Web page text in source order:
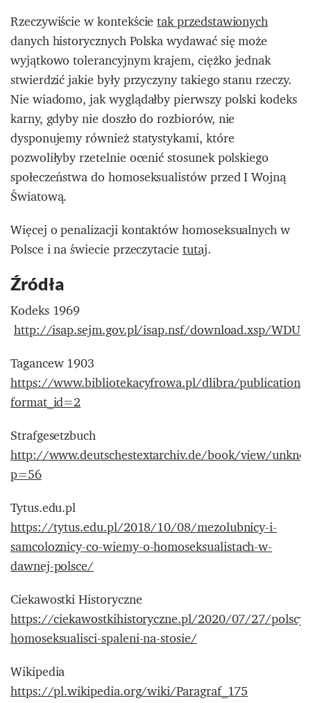
Rzeczywiście w kontekścietak przedstawionych
danych historycznych Polska wydawać się może
wyjątkowo tolerancyjnym krajem, ciężko jednak
stwierdzić jakie były przyczyny takiego stanu rzeczy.
Nie wiadomo, jak wyglądałby pierwszy polski kodeks
karny, gdyby nie doszło do rozbiorów, nie
dysponujemy również statystykami, które
pozwoliłyby rzetelnie ocenić stosunek polskiego
społeczeństwa do homoseksualistów przed I Wojną
Światową.
Więcej o penalizacji kontaktów homoseksualnych w
Polsce i na świecie przeczytacietutaj.
Źródła
Kodeks 1969
http://isap.sejm.gov.pl/isap.nsf/download.xsp/
Tagancew 1903
https://www.bibliotekacyfrowa.pl/dlibra/
format_id=2
Strafgesetzbuch
http://www.deutschestextarchiv.de/book/view/
p=56
Tytus.edu.pl
https://tytus.edu.pl/2018/10/08/mezolubnicy-i-
samcoloznicy-co-wiemy-o-homoseksualistach-w-
dawnej-polsce/
Ciekawostki Historyczne
https://ciekawostkihistoryczne.pl/2020/07/27/polscy-
homoseksualisci-spaleni-na-stosie/
Wikipedia
https://pl.wikipedia.org/wiki/Paragraf_175